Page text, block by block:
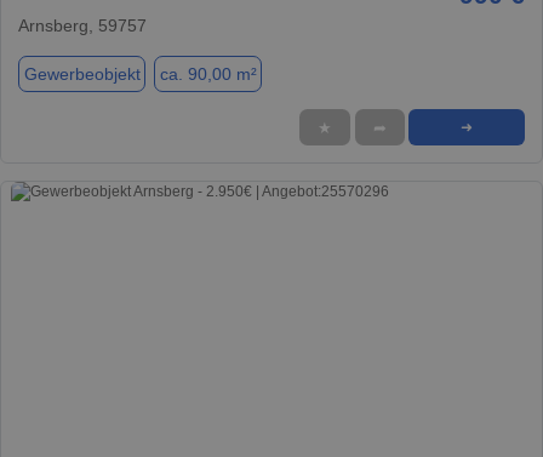
Arnsberg, 59757
Gewerbeobjekt ca. 90,00 m²
★ ➦ ➜